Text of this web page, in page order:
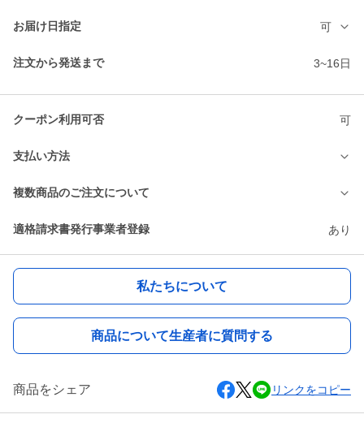
お届け日指定 可
注文から発送まで 3~16日
クーポン利用可否 可
支払い方法
複数商品のご注文について
適格請求書発行事業者登録 あり
私たちについて
商品について生産者に質問する
商品をシェア リンクをコピー